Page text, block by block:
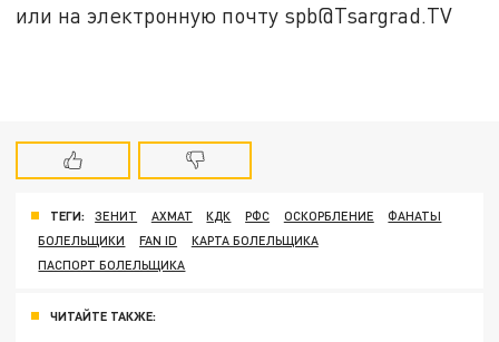
или на электронную почту spb@Tsargrad.TV
ТЕГИ: ЗЕНИТ АХМАТ КДК РФС ОСКОРБЛЕНИЕ
ФАНАТЫ
БОЛЕЛЬЩИКИ
FAN ID
КАРТА БОЛЕЛЬЩИКА
ПАСПОРТ БОЛЕЛЬЩИКА
ЧИТАЙТЕ ТАКЖЕ: